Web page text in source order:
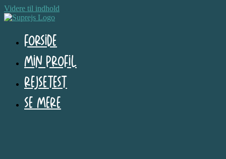
Videre til indhold
Forside
Min profil
Rejsetest
Se mere